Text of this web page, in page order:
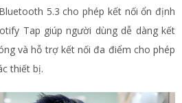
5.3 cho phép kết nối ổn định
Tap giúp người dùng dễ dàng kết
và hỗ trợ kết nối đa điểm cho phép
thiết bị​.